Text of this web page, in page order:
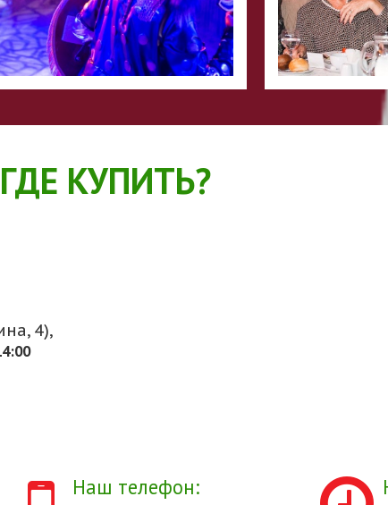
ГДЕ КУПИТЬ?
4),
Наш телефон: